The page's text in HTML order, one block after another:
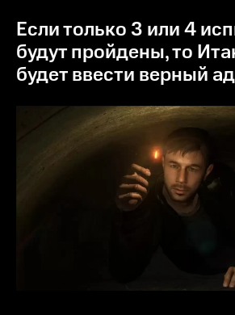
Если только 3 или 4 испытания
будут пройдены, то
будет ввести верный